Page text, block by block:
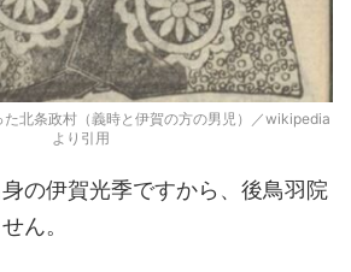
北条政村（義時と伊賀の方の男児）／wikipedia
より引用
の伊賀光季ですから、後鳥羽院
ん。